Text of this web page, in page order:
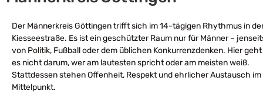
Der Männerkreis Göttingen trifft sich im 14-tägigen Rhythmus in
Kiesseestraße. Es ist ein geschützter Raum nur für Männer –
von Politik, Fußball oder dem üblichen Konkurrenzdenken. Hier geht
es nicht darum, wer am lautesten spricht oder am meisten weiß.
Stattdessen stehen Offenheit, Respekt und ehrlicher Austausch im
Mittelpunkt.